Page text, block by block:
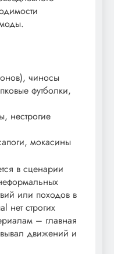
чиносы
футболки,
нестрогие
мокасины
в сценарии
или походов в
нет строгих
– главная
движений и